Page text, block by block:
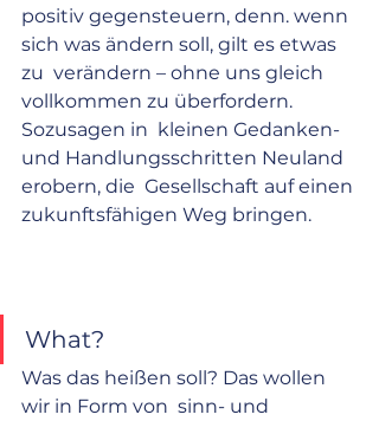
positiv gegensteuern, denn. wenn
sich was ändern soll, gilt es etwas
zu  verändern – ohne uns gleich
vollkommen zu überfordern.
Sozusagen in  kleinen Gedanken-
und Handlungsschritten Neuland
erobern, die  Gesellschaft auf einen
zukunftsfähigen Weg bringen.
What?
Was das heißen soll? Das wollen
wir in Form von  sinn- und